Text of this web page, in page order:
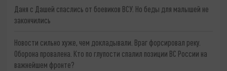
Даня с Дашей спаслись от боевиков ВСУ. Но беды для малышей не
закончились
Новости сильно хуже, чем докладывали. Враг форсировал реку.
Оборона провалена. Кто по глупости спалил позиции ВС России на
важнейшем фронте?